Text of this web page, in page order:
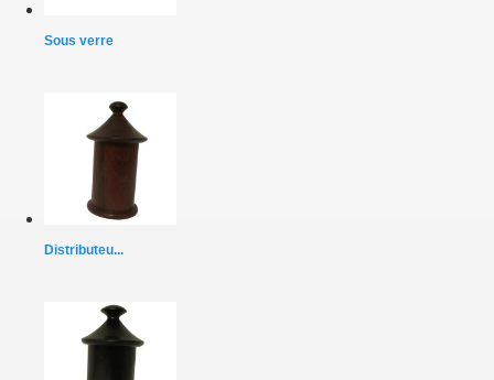
Sous verre
Distributeu...